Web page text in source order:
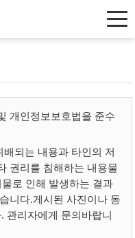
개인정보보호법을 준수
되는 내용과 타인의 저
권리를 침해하는 내용물
로 인해 발생하는 결과
니다.게시된 사진이나 동
관리자에게 문의바랍니